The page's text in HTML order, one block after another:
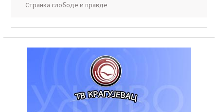
Странка слободе и правде